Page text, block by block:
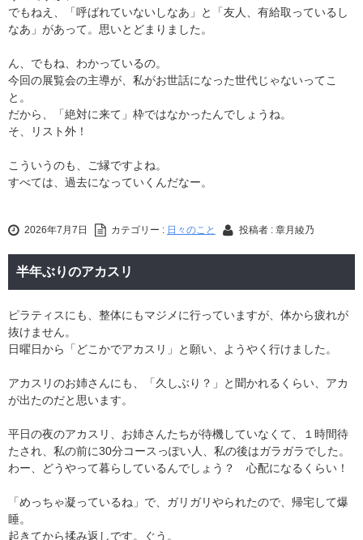
でもねえ、「呼ばれていないしなあ」と「友人、有給取っているし
なあ」があって。思いとどまりました。
ん、でもね、わかっているの。
今回の展覧会の主導が、私がお世話になった世代じゃないってこ
と。
だから、「絶対に来て」枠ではなかったんでしょうね。
そ、リスト外！
こういうのも、ご縁ですよね。
すべては、過去になっていくんだなー。
2026年7月7日 カテゴリー : 日々のこと 投稿者 : 章月綾乃
半年ぶりのアカスリ
ピラティスにも、整体にもマジメに行っていますが、体から疲れが
抜けません。
日曜日から「どこかでアカスリ」と願い、ようやく行けました。
アカスリのお姉さんにも、「久しぶり？」と聞かれるくらい、アカ
が出たのだと思います。
平日の夜のアカスリ、お姉さんたちが待機していなくて、１時間待
たされ、私の前に30分コースっぽい人、私の後はガラガラでした。
わー、どうやって暮らしているんでしょう？ 心配になるくらい！
「めっちゃ凝っているね」で、ガリガリやられたので、帰宅して爆
睡。
起きてから揉み返しです。ぐう。